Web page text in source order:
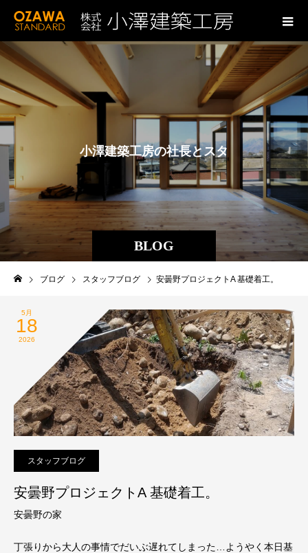
BLOG
建 築工房の社長とスタッフの ブロ
ブログ スタッフブログ 安曇野プロジェクトA 基礎着工。
5月
18
2026
スタッフブログ
安曇野プロジェクトA 基礎着工。
安曇野の家
丁張りから大人の事情でだいぶ遅れてしまった…ようやく本日基